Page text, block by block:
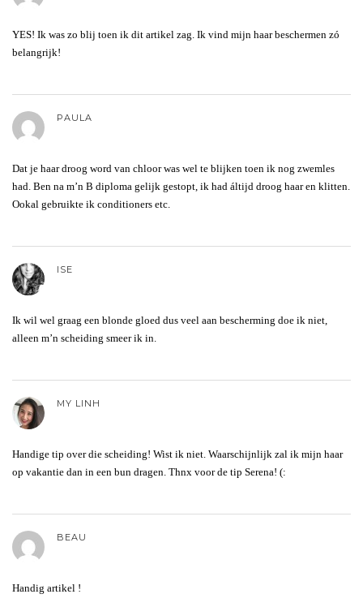
YES! Ik was zo blij toen ik dit artikel zag. Ik vind mijn haar beschermen zó
belangrijk!
PAULA
Dat je haar droog word van chloor was wel te blijken toen ik nog zwemles
had. Ben na m’n B diploma gelijk gestopt, ik had áltijd droog haar en klitten.
Ookal gebruikte ik conditioners etc.
ISE
Ik wil wel graag een blonde gloed dus veel aan bescherming doe ik niet,
alleen m’n scheiding smeer ik in.
MY LINH
Handige tip over die scheiding! Wist ik niet. Waarschijnlijk zal ik mijn haar
op vakantie dan in een bun dragen. Thnx voor de tip Serena! (:
BEAU
Handig artikel !